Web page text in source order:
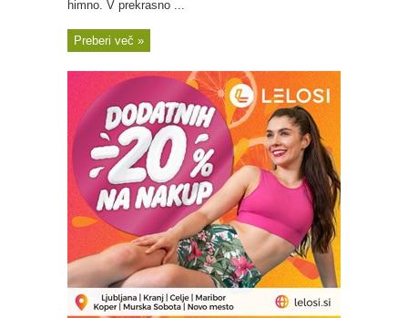
himno. V prekrasno ...
Preberi več »